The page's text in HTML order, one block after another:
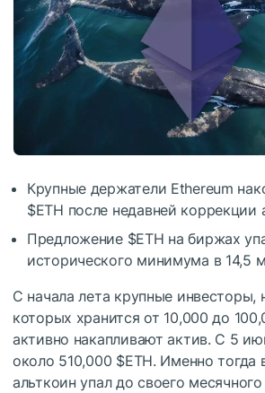
Крупные держатели Ethereum
$ETH после недавней коррекции
Предложение $ETH на биржах
исторического минимума в 14,5
С начала лета крупные инвесторы,
которых хранится от 10,000 до
активно накапливают актив. С 5
около 510,000 $ETH. Именно тогда
альткоин упал до своего